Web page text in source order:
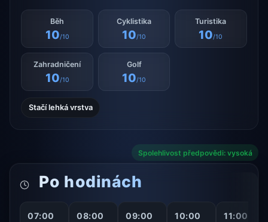
Běh
10/10
Cyklistika
10/10
Turistika
10/10
Zahradničení
10/10
Golf
10/10
Stačí lehká vrstva
Spolehlivost předpovědi: vysoká
Po hodinách
07:00 08:00 09:00 10:00 11:00